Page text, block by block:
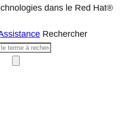
dans le Red Hat®
Rechercher